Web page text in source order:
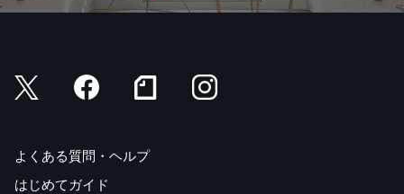
よくある質問・ヘルプ
はじめてガイド